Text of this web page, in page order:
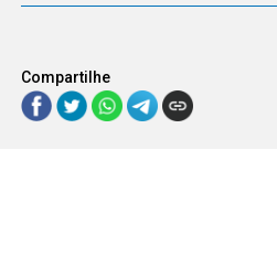
Compartilhe